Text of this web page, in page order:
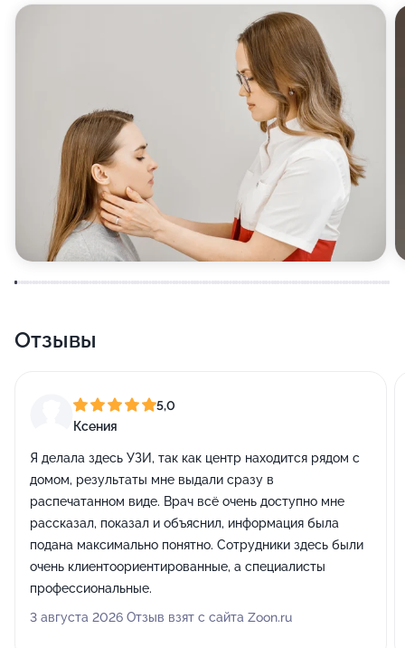
Отзывы
5,0
Ксения
Я делала здесь УЗИ, так как центр находится рядом с
домом, результаты мне выдали сразу в
распечатанном виде. Врач всё очень доступно мне
рассказал, показал и объяснил, информация была
подана максимально понятно. Сотрудники здесь были
очень клиентоориентированные, а специалисты
профессиональные.
3 августа 2026 Отзыв взят с сайта Zoon.ru